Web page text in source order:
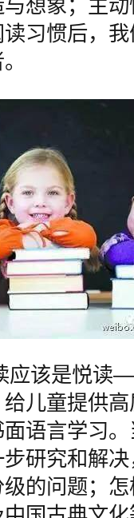
想象；主
习惯后，
应该是悦读
儿童提供
语言学习
研究和解
的问题；